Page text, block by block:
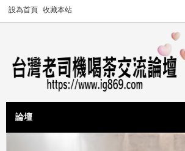
設為首頁 收藏本站
論壇